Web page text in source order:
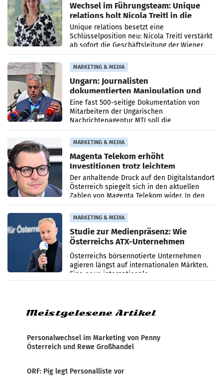
Wechsel im Führungsteam: Unique
relations holt Nicola Treitl in die
Geschäftsleitung
Unique relations besetzt eine
Schlüsselposition neu: Nicola Treitl verstärkt
ab sofort die Geschäftsleitung der Wiener
PR-Agentur an der Seite von Josef Kalina und
Anna Kalina-Mahr.
MARKETING & MEDIA
Ungarn: Journalisten
dokumentierten Manipulation und
Zensur
Eine fast 500-seitige Dokumentation von
Mitarbeitern der Ungarischen
Nachrichtenagentur MTI soll die
systematische Nachrichten-Manipulation und
Zensur bei der Agentur während der Zeit
MARKETING & MEDIA
Magenta Telekom erhöht
Investitionen trotz leichtem
Umsatzrückgang
Der anhaltende Druck auf den Digitalstandort
Österreich spiegelt sich in den aktuellen
Zahlen von Magenta Telekom wider. In den
ersten sechs Monaten des laufenden Jahres
verzeichnete
MARKETING & MEDIA
Studie zur Medienpräsenz: Wie
Österreichs ATX-Unternehmen
international wahrgenommen
werden
Österreichs börsennotierte Unternehmen
agieren längst auf internationalen Märkten.
Eine neue internationale
Medienresonanzanalyse untersucht die
Meistgelesene Artikel
Personalwechsel im Marketing von Penny
Österreich und Rewe Großhandel
ORF: Pig legt Personalliste vor